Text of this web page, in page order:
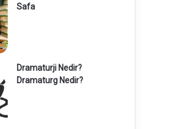
Safa
Dramaturji Nedir?
Dramaturg Nedir?